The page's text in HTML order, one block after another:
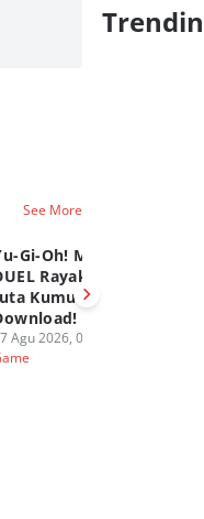
See More
Gi-Oh! MASTER
Rayakan 100
Kumulatif
Agu 2026, 08:00 WIB
06